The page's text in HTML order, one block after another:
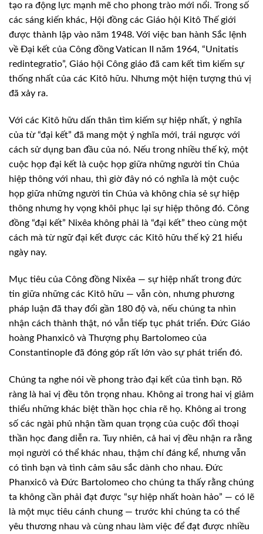
tạo ra động lực mạnh mẽ cho phong trào mới nổi. Trong số
các sáng kiến ​​khác, Hội đồng các Giáo hội Kitô Thế giới
được thành lập vào năm 1948. Với việc ban hành Sắc lệnh
về Đại kết của Công đồng Vatican II năm 1964, “Unitatis
redintegratio”, Giáo hội Công giáo đã cam kết tìm kiếm sự
thống nhất của các Kitô hữu. Nhưng một hiện tượng thú vị
đã xảy ra.
Với các Kitô hữu dấn thân tìm kiếm sự hiệp nhất, ý nghĩa
của từ “đại kết” đã mang một ý nghĩa mới, trái ngược với
cách sử dụng ban đầu của nó. Nếu trong nhiều thế kỷ, một
cuộc họp đại kết là cuộc họp giữa những người tin Chúa
hiệp thông với nhau, thì giờ đây nó có nghĩa là một cuộc
họp giữa những người tin Chúa và không chia sẻ sự hiệp
thông nhưng hy vọng khôi phục lại sự hiệp thông đó. Công
đồng “đại kết” Nixêa không phải là “đại kết” theo cùng một
cách mà từ ngữ đại kết được các Kitô hữu thế kỷ 21 hiểu
ngày nay.
Mục tiêu của Công đồng Nixêa — sự hiệp nhất trong đức
tin giữa những các Kitô hữu — vẫn còn, nhưng phương
pháp luận đã thay đổi gần 180 độ và, nếu chúng ta nhìn
nhận cách thành thật, nó vẫn tiếp tục phát triển. Đức Giáo
hoàng Phanxicô và Thượng phụ Bartolomeo của
Constantinople đã đóng góp rất lớn vào sự phát triển đó.
Chúng ta nghe nói về phong trào đại kết của tình bạn. Rõ
ràng là hai vị đều tôn trọng nhau. Không ai trong hai vị giảm
thiểu những khác biệt thần học chia rẽ họ. Không ai trong
số các ngài phủ nhận tầm quan trọng của cuộc đối thoại
thần học đang diễn ra. Tuy nhiên, cả hai vị đều nhận ra rằng
mọi người có thể khác nhau, thậm chí đáng kể, nhưng vẫn
có tình bạn và tình cảm sâu sắc dành cho nhau. Đức
Phanxicô và Đức Bartolomeo cho chúng ta thấy rằng chúng
ta không cần phải đạt được “sự hiệp nhất hoàn hảo” — có lẽ
là một mục tiêu cánh chung — trước khi chúng ta có thể
yêu thương nhau và cùng nhau làm việc để đạt được nhiều